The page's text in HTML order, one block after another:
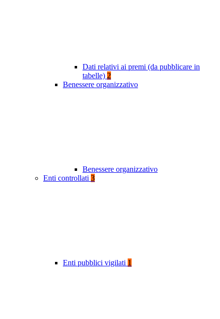
Dati relativi ai premi (da pubblicare in
tabelle) 2
Benessere organizzativo
Benessere organizzativo
Enti controllati 3
Enti pubblici vigilati 1